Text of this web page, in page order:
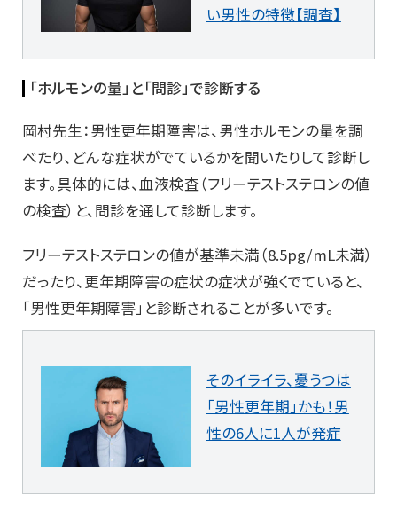
い男性の特徴【調査】
「ホルモンの量」と「問診」で診断する
岡村先生：男性更年期障害は、男性ホルモンの量を調
べたり、どんな症状がでているかを聞いたりして診断し
ます。具体的には、血液検査（フリーテストステロンの値
の検査）と、問診を通して診断します。
フリーテストステロンの値が基準未満（8.5pg/mL未満）
だったり、更年期障害の症状の症状が強くでていると、
「男性更年期障害」と診断されることが多いです。
そのイライラ、憂うつは
「男性更年期」かも！男
性の6人に1人が発症